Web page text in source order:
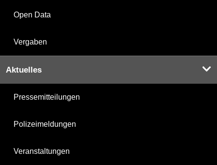
Open Data
Vergaben
Aktuelles
Pressemitteilungen
Polizeimeldungen
Veranstaltungen